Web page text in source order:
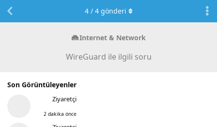
Internet & Network
WireGuard ile ilgili soru
Son Görüntüleyenler
Ziyaretçi
2 dakika önce
4/ 4gönderi